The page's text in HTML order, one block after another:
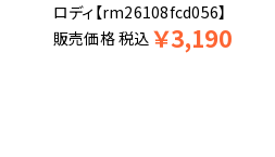
ロディ【rm26108fcd056】
販売価格税込 ￥3,190